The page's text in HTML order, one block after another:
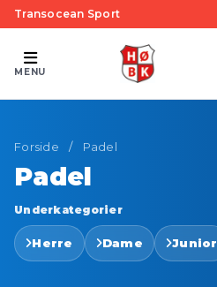
Transocean Sport
MENU
Forside / Padel
Padel
Underkategorier
Herre Dame Junior